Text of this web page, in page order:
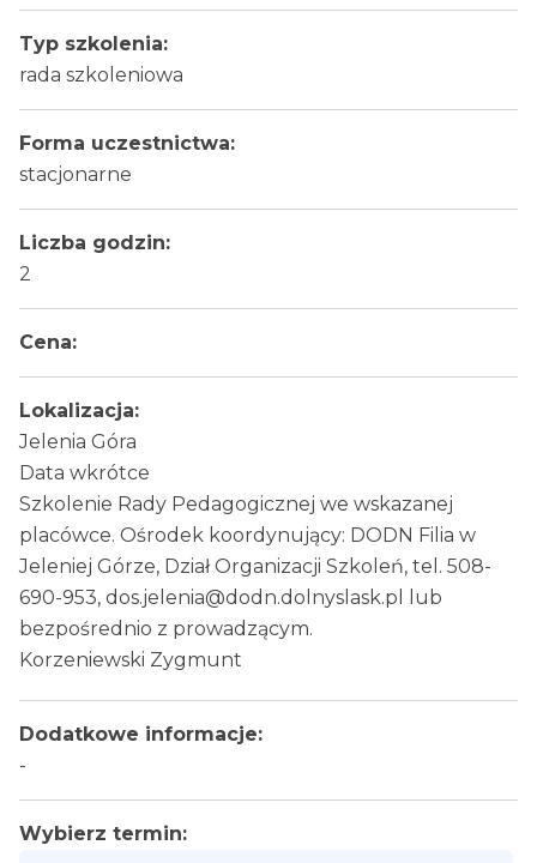
Typ szkolenia:
rada szkoleniowa
Forma uczestnictwa:
stacjonarne
Liczba godzin:
2
Cena:
Lokalizacja:
Jelenia Góra
Data wkrótce
Szkolenie Rady Pedagogicznej we wskazanej
placówce. Ośrodek koordynujący: DODN Filia w
Jeleniej Górze, Dział Organizacji Szkoleń, tel. 508-
690-953, dos.jelenia@dodn.dolnyslask.pl lub
bezpośrednio z prowadzącym.
Korzeniewski Zygmunt
Dodatkowe informacje:
-
Wybierz termin: